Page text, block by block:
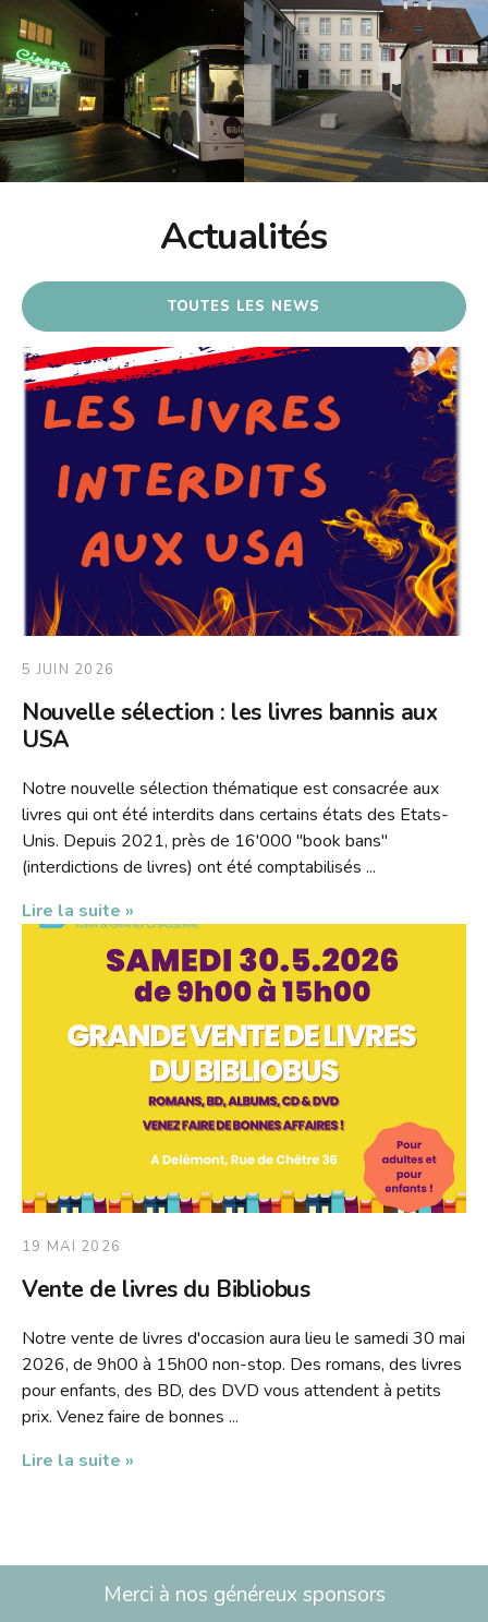
Actualités
TOUTES LES NEWS
5 JUIN 2026
Nouvelle sélection : les livres bannis aux
USA
Notre nouvelle sélection thématique est consacrée aux
livres qui ont été interdits dans certains états des Etats-
Unis. Depuis 2021, près de 16'000 "book bans"
(interdictions de livres) ont été comptabilisés ...
Lire la suite »
19 MAI 2026
Vente de livres du Bibliobus
Notre vente de livres d'occasion aura lieu le samedi 30 mai
2026, de 9h00 à 15h00 non-stop. Des romans, des livres
pour enfants, des BD, des DVD vous attendent à petits
prix. Venez faire de bonnes ...
Lire la suite »
Merci à nos généreux sponsors